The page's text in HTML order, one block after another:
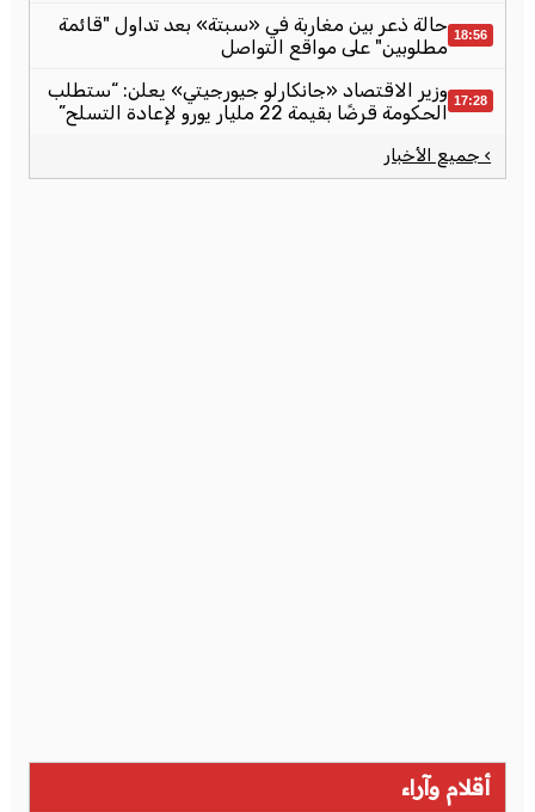
18:56 حالة ذعر بين مغاربة في «سبتة» بعد تداول "قائمة
مطلوبين" على مواقع التواصل
17:28 وزير الاقتصاد «جانكارلو جيورجيتي» يعلن: “ستطلب
الحكومة قرضًا بقيمة 22 مليار يورو لإعادة التسلح”
› جميع الأخبار
أقلام وآراء